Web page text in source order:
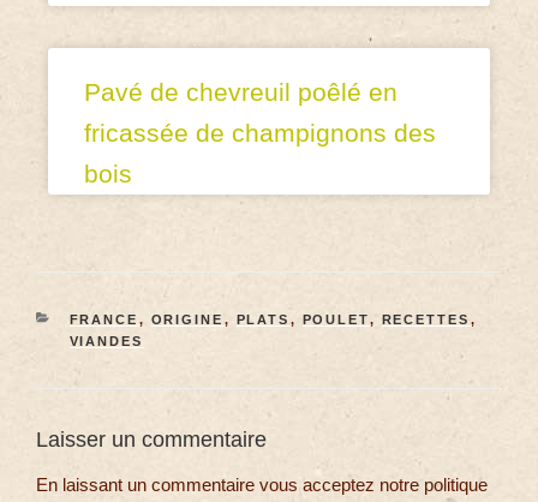
Pavé de chevreuil poêlé en
fricassée de champignons des
bois
FRANCE , ORIGINE , PLATS , POULET, RECETTES ,
VIANDES
Laisser un commentaire
En laissant un commentaire vous acceptez notre politique